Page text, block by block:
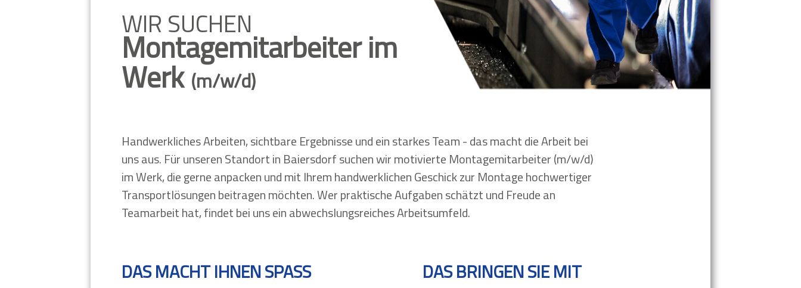
WIR SUCHEN
Montagemitarbeiter im
Werk (m/w/d)
Handwerkliches Arbeiten, sichtbare Ergebnisse und ein starkes Team - das macht die Arbeit bei
uns aus. Für unseren Standort in Baiersdorf suchen wir motivierte Montagemitarbeiter (m/w/d)
im Werk, die gerne anpacken und mit Ihrem handwerklichen Geschick zur Montage hochwertiger
Transportlösungen beitragen möchten. Wer praktische Aufgaben schätzt und Freude an
Teamarbeit hat, findet bei uns ein abwechslungsreiches Arbeitsumfeld.
DAS MACHT IHNEN SPASS DAS BRINGEN SIE MIT